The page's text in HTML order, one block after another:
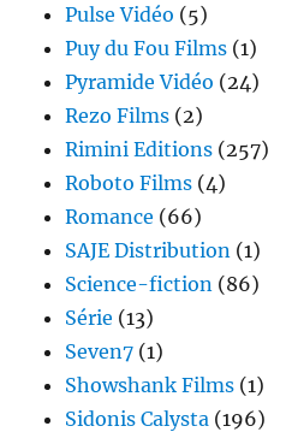
Pulse Vidéo (5)
Puy du Fou Films (1)
Pyramide Vidéo (24)
Rezo Films (2)
Rimini Editions (257)
Roboto Films (4)
Romance (66)
SAJE Distribution (1)
Science-fiction (86)
Série (13)
Seven7 (1)
Showshank Films (1)
Sidonis Calysta (196)